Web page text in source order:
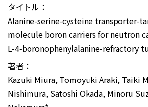
タイトル：
Alanine-serine-cysteine transporter-
molecule boron carriers for neutron
L-4‑boronophenylalanine-refractory
著者：
Kazuki Miura, Tomoyuki Araki, Taiki
Nishimura, Satoshi Okada, Minoru